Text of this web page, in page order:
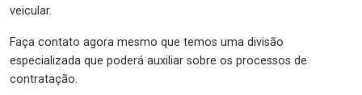
veicular.
Faça contato agora mesmo que temos uma divisão
especializada que poderá auxiliar sobre os processos de
contratação.